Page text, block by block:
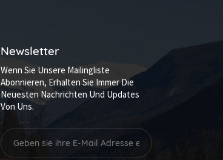
Newsletter
Wenn Sie Unsere Mailingliste
Abonnieren, Erhalten Sie Immer Die
Neuesten Nachrichten Und Updates
Von Uns.